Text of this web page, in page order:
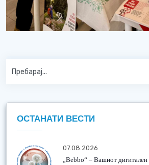
ОСТАНАТИ ВЕСТИ
07.08.2026
„Bebbo“ – Вашиот дигитален